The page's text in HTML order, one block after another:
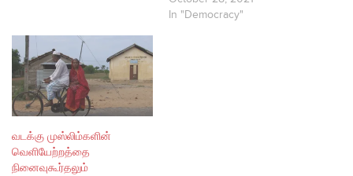
In "Democracy"
வடக்கு முஸ்லிம்களின்
வெளியேற்றத்தை
நினைவுகூர்தலும்